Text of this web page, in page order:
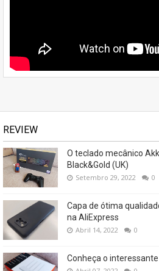
REVIEW
O teclado mecânico
Black&Gold (UK)
Setembro 29, 2022 0
Capa de ótima
na AliExpress
Abril 14, 2022 0
Conheça o